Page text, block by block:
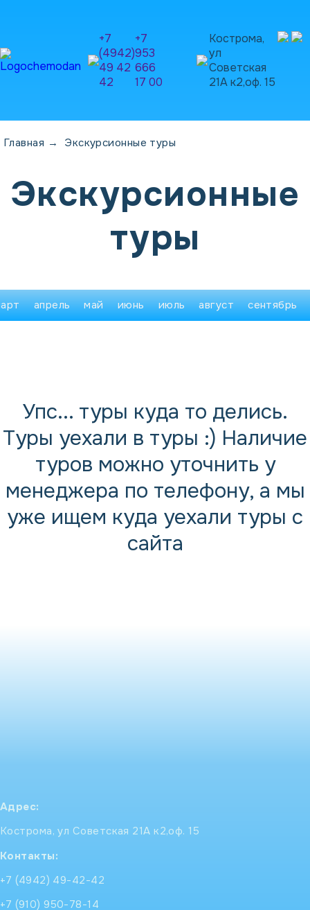
+7
(4942)
49 42
42
+7
953
666
17 00
Кострома,
ул
Советская
21А к2,оф. 15
Главная → Экскурсионные туры
Экскурсионные
туры
апрель май июнь июль август сентябрь
Упс... туры куда то делись.
Туры уехали в туры :) Наличие
туров можно уточнить у
менеджера по телефону, а мы
уже ищем куда уехали туры с
сайта
Адрес:
Кострома, ул Советская 21А к2,оф. 15
Контакты:
+7 (4942) 49-42-42
+7 (910) 950-78-14